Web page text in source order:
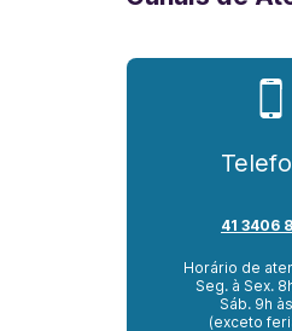
41 3406
Horário de
Seg. à Sex.
Sáb. 9h
(exceto